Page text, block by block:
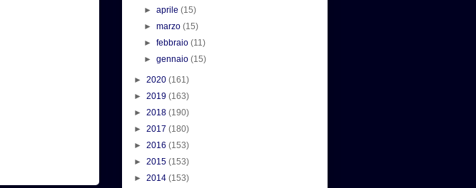
►aprile(15)
►marzo(15)
►febbraio(11)
►gennaio(15)
► 2020 (161)
► 2019 (163)
► 2018 (190)
► 2017 (180)
► 2016 (153)
► 2015 (153)
► 2014 (153)